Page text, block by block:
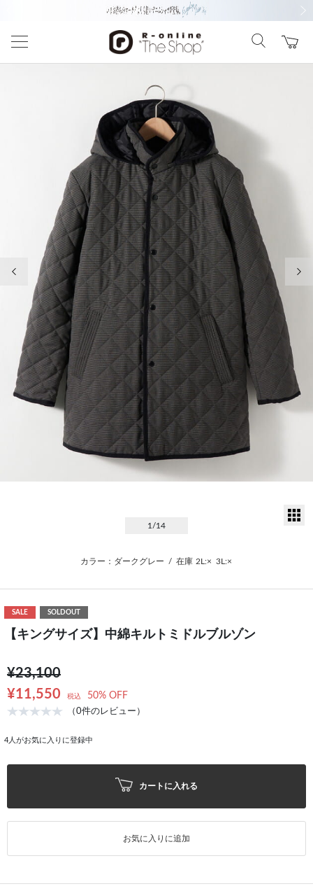
前の画像
1 /14
カラー：ダークグレー / 在庫 2L:× 3L:×
SALE SOLDOUT
【キングサイズ】中綿キルトミドルブルゾン
¥23,100
¥11,550
税込 50% OFF
（0件のレビュー）
4 人がお気に入りに登録中
カートに入れる
お気に入りに追加